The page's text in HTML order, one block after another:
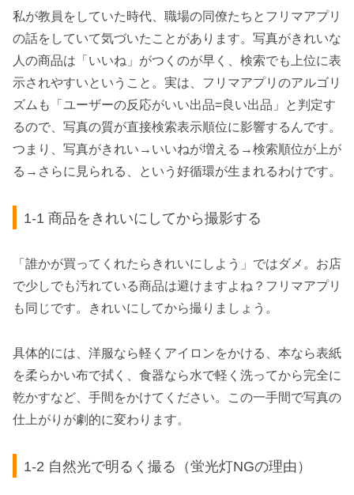
私が教員をしていた時代、職場の同僚たちとフリマアプリ
の話をしていて気づいたことがあります。写真がきれいな
人の商品は「いいね」がつくのが早く、検索でも上位に表
示されやすいということ。実は、フリマアプリのアルゴリ
ズムも「ユーザーの反応がいい出品=良い出品」と判定す
るので、写真の質が直接検索表示順位に影響するんです。
つまり、写真がきれい→いいねが増える→検索順位が上が
る→さらに見られる、という好循環が生まれるわけです。
1-1 商品をきれいにしてから撮影する
「誰かが買ってくれたらきれいにしよう」ではダメ。お店
で少しでも汚れている商品は避けますよね？フリマアプリ
も同じです。きれいにしてから撮りましょう。
具体的には、洋服なら軽くアイロンをかける、本なら表紙
を柔らかい布で拭く、食器なら水で軽く洗ってから完全に
乾かすなど、手間をかけてください。この一手間で写真の
仕上がりが劇的に変わります。
1-2 自然光で明るく撮る（蛍光灯NGの理由）